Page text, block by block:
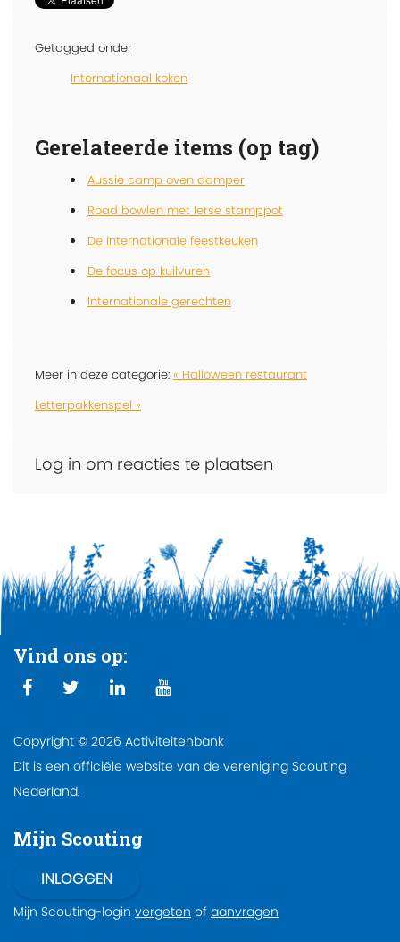
Getagged onder
Internationaal koken
Gerelateerde items (op tag)
Aussie camp oven damper
Road bowlen met Ierse stamppot
De internationale feestkeuken
De focus op kuilvuren
Internationale gerechten
Meer in deze categorie: « Halloween restaurant
Letterpakkenspel »
Log in om reacties te plaatsen
Vind ons op:
Copyright © 2026 Activiteitenbank
Dit is een officiële website van de vereniging Scouting
Nederland.
Mijn Scouting
Mijn Scouting-login vergeten of aanvragen